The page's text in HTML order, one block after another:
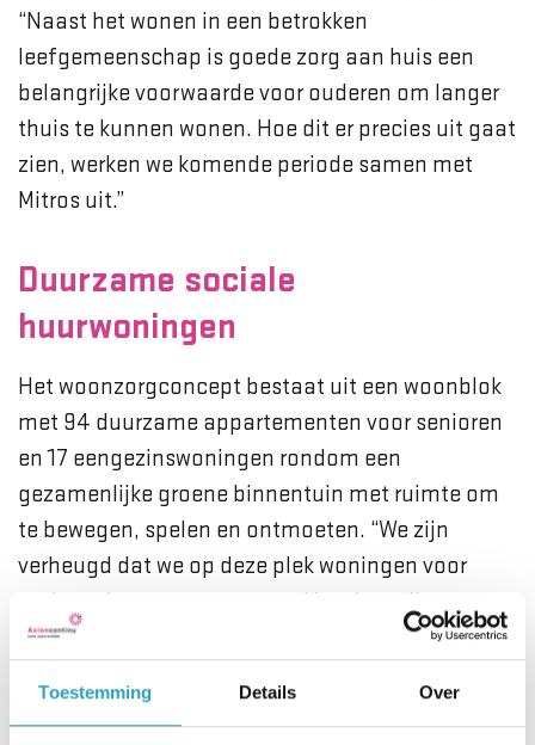
Toestemming Details Over
“Naast het wonen in een betrokken
leefgemeenschap is goede zorg aan huis een
belangrijke voorwaarde voor ouderen om langer
thuis te kunnen wonen. Hoe dit er precies uit gaat
zien, werken we komende periode samen met
Mitros uit.”
Duurzame sociale
huurwoningen
Het woonzorgconcept bestaat uit een woonblok
met 94 duurzame appartementen voor senioren
en 17 eengezinswoningen rondom een
gezamenlijke groene binnentuin met ruimte om
te bewegen, spelen en ontmoeten. “We zijn
verheugd dat we op deze plek woningen voor
ouderen kunnen toevoegen. Voor hen zijn
comfort en sociaal contact belangrijke
Mitros. “Dankzij de ontmoetingsruimte en